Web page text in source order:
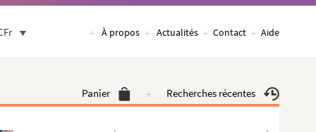
À propos Actualités Contact Aide
Panier Recherches récentes
prisonnier,...